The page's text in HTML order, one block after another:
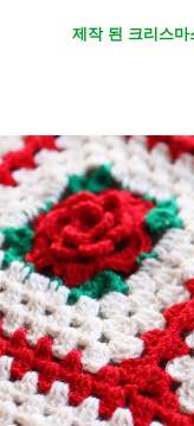
제작 된 크리스